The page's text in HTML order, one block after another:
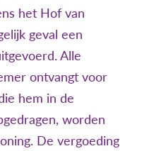
het Hof van
geval een
Alle
ontvangt voor
hem in de
worden
De vergoeding